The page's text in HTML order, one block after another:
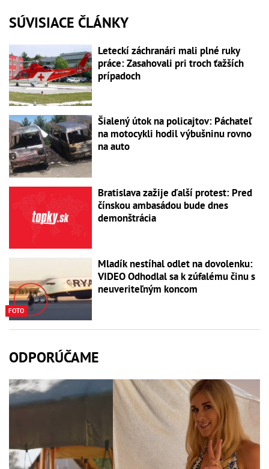
SÚVISIACE ČLÁNKY
Leteckí záchranári mali plné ruky
práce: Zasahovali pri troch ťažších
prípadoch
Šialený útok na policajtov: Páchateľ
na motocykli hodil výbušninu rovno
na auto
Bratislava zažije ďalší protest: Pred
čínskou ambasádou bude dnes
demonštrácia
FOTO
Mladík nestíhal odlet na dovolenku:
VIDEO Odhodlal sa k zúfalému činu s
neuveriteľným koncom
ODPORÚČAME